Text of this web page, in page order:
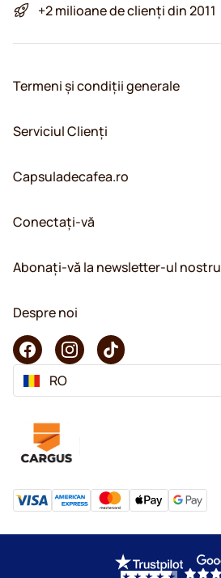
+2 milioane de clienți din 2011
Termeni și condiții generale
Serviciul Clienți
Capsuladecafea.ro
Conectați-vă
Abonați-vă la newsletter-ul nostru
Despre noi
RO